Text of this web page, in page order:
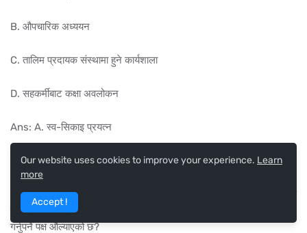
B. औपचारिक अध्ययन
C. तालिम प्रदायक संस्थामा हुने कार्यशाला
D. सहकर्मीबाट कक्षा अवलोकन
Ans: A. स्व-सिकाइ प्रयत्न
३७. हाल कार्यरत शिक्षकहरूको उत्प्रेरणा, अनुभव जस्ता पलहरूलाई शिक्षकको वृत्ति
विकाससँग आवद्ध गर्नका लागि राष्ट्रिय शिक्षा नीति, २०७६ ले के कुराको परीक्षण
गर्नुपर्ने पक्ष औल्याएको छ?
Our website uses cookies to improve your experience. Learn
more
Accept !